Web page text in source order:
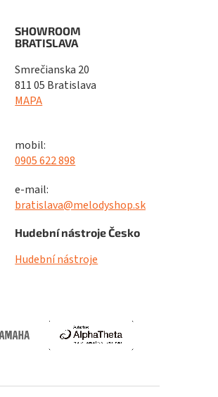
SHOWROOM
BRATISLAVA
Smrečianska 20
811 05 Bratislava
MAPA
mobil:
0905 622 898
e-mail:
bratislava@melodyshop.sk
Hudební nástroje Česko
Hudební nástroje